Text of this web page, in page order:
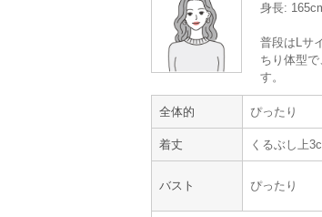
【一緒に注文した商品】
mebelle muse
年齢 :
身長 :160〜164cm
身長:
普段はLサ
ちり体型
す。
全体的 ぴったり
着丈 くるぶし上
バスト ぴったり